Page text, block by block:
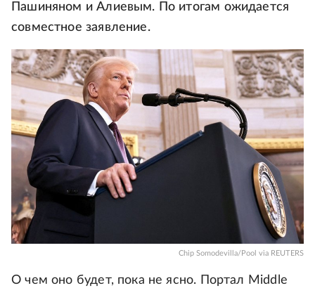
Пашиняном и Алиевым. По итогам ожидается
совместное заявление.
Chip Somodevilla/Pool via REUTERS
О чем оно будет, пока не ясно. Портал Middle